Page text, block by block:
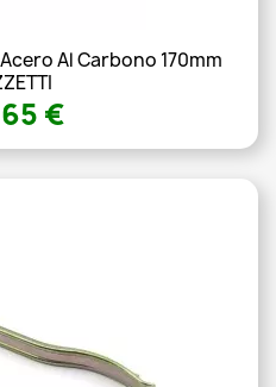
Al Carbono 170mm
€